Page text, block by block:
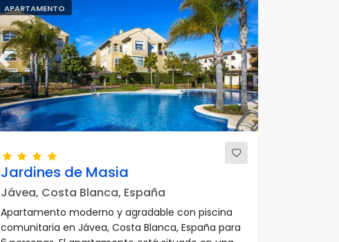
APARTAMENTO
Previous Next
Jardines de Masia
Jávea, Costa Blanca, España
Apartamento moderno y agradable con piscina
comunitaria en Jávea, Costa Blanca, España para